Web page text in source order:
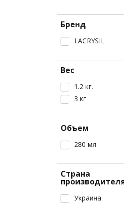
Цемент
Щебень
Пленка малярная
Скотч
Бренд
LACRYSIL
Вес
1.2 кг.
3 кг
Объем
280 мл
Страна
Украина